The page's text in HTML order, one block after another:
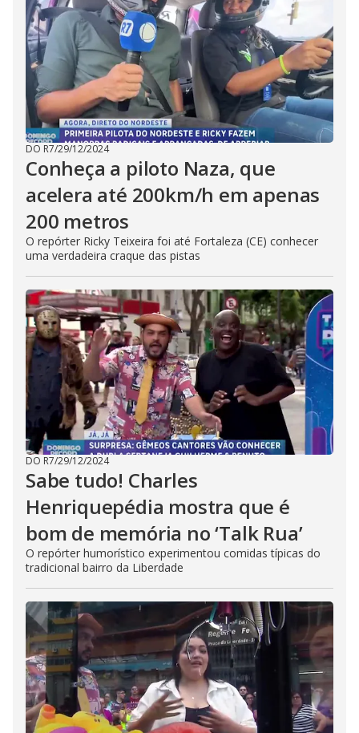
DO R7/29/12/2024
Conheça a piloto Naza, que
acelera até 200km/h em apenas
200 metros
O repórter Ricky Teixeira foi até Fortaleza (CE) conhecer
uma verdadeira craque das pistas
DO R7/29/12/2024
Sabe tudo! Charles
Henriquepédia mostra que é
bom de memória no ‘Talk Rua’
O repórter humorístico experimentou comidas típicas do
tradicional bairro da Liberdade